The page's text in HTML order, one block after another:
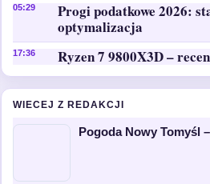
05:29
Progi podatkowe 2026:
optymalizacja
17:36 Ryzen 7 9800X3D –
WIECEJ Z REDAKCJI
Pogoda Nowy Tomyśl